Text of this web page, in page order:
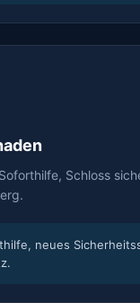
Schloss
neues